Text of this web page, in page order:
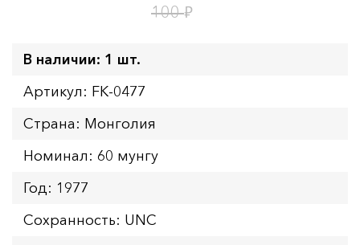
100₽
В наличии: 1 шт.
Артикул: FK-0477
Страна: Монголия
Номинал: 60 мунгу
Год: 1977
Сохранность: UNC